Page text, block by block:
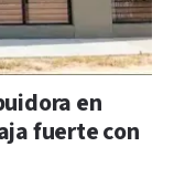
en
fuerte con